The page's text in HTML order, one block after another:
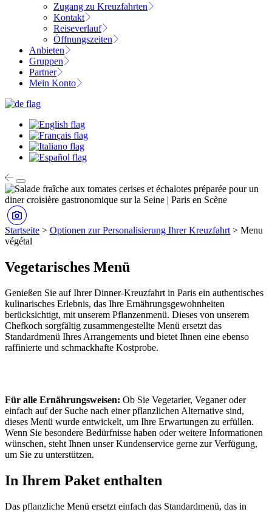
Zugang zu Kreuzfahrten
Kontakt
Reiseverlauf
Öffnungszeiten
Anbieten
Gruppen
Partner
Mein Konto
Startseite > Optionen zur Personalisierung Ihrer Kreuzfahrt > Menu
végétal
Vegetarisches Menü
Genießen Sie auf Ihrer Dinner-Kreuzfahrt in Paris ein authentisches
kulinarisches Erlebnis, das Ihre Ernährungsgewohnheiten
berücksichtigt, mit unserem Pflanzenmenü. Dieses von unserem
Chefkoch sorgfältig zusammengestellte Menü ersetzt das
Standardmenü Ihres Arrangements und bietet Ihnen eine ebenso
raffinierte und schmackhafte Kostprobe.
Für alle Ernährungsweisen: Ob Sie Vegetarier, Veganer oder
einfach auf der Suche nach einer pflanzlichen Alternative sind,
dieses Menü wurde entwickelt, um Ihre Erwartungen zu erfüllen.
Wenn Sie besondere Bedürfnisse haben oder weitere Informationen
wünschen, steht Ihnen unser Kundenservice gerne zur Verfügung,
um Sie zu unterstützen.
In Ihrem Paket enthalten
Das pflanzliche Menü ersetzt einfach das Standardmenü, das in